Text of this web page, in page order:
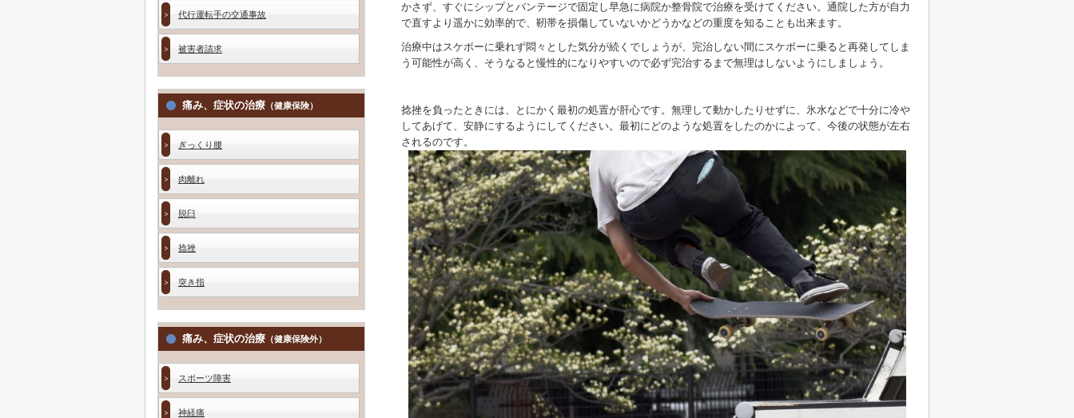
かさず、すぐにシップとバンテージで固定し早急に病院か整骨院で治療を受けてください。通院した方が自力
で直すより遥かに効率的で、靭帯を損傷していないかどうかなどの重度を知ることも出来ます。
治療中はスケボーに乗れず悶々とした気分が続くでしょうが、完治しない間にスケボーに乗ると再発してしま
う可能性が高く、そうなると慢性的になりやすいので必ず完治するまで無理はしないようにしましょう。
捻挫を負ったときには、とにかく最初の処置が肝心です。無理して動かしたりせずに、氷水などで十分に冷や
してあげて、安静にするようにしてください。最初にどのような処置をしたのかによって、今後の状態が左右
されるのです。
代行運転手の交通事故
被害者請求
痛み、症状の治療 （健康保険）
ぎっくり腰
肉離れ
脱臼
捻挫
突き指
痛み、症状の治療 （健康保険外）
スポーツ障害
神経痛